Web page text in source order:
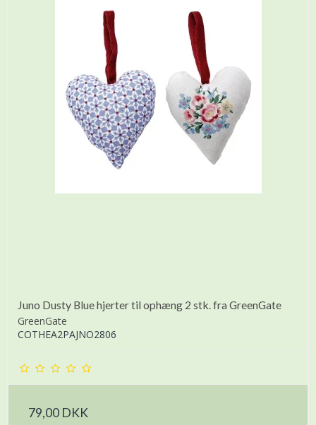
Juno Dusty Blue hjerter til ophæng 2 stk. fra GreenGate
GreenGate
COTHEA2PAJNO2806
79,00 DKK